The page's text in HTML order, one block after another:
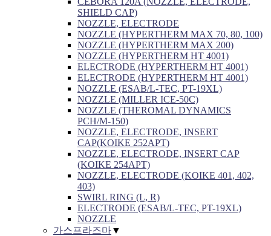
SHIELD CAP)
NOZZLE, ELECTRODE
NOZZLE (HYPERTHERM MAX 70, 80, 100)
NOZZLE (HYPERTHERM MAX 200)
NOZZLE (HYPERTHERM HT 4001)
ELECTRODE (HYPERTHERM HT 4001)
ELECTRODE (HYPERTHERM HT 4001)
NOZZLE (ESAB/L-TEC, PT-19XL)
NOZZLE (MILLER ICE-50C)
NOZZLE (THEROMAL DYNAMICS
PCH/M-150)
NOZZLE, ELECTRODE, INSERT
CAP(KOIKE 252APT)
NOZZLE, ELECTRODE, INSERT CAP
(KOIKE 254APT)
NOZZLE, ELECTRODE (KOIKE 401, 402,
403)
SWIRL RING (L, R)
ELECTRODE (ESAB/L-TEC, PT-19XL)
NOZZLE
가스프라즈마▼